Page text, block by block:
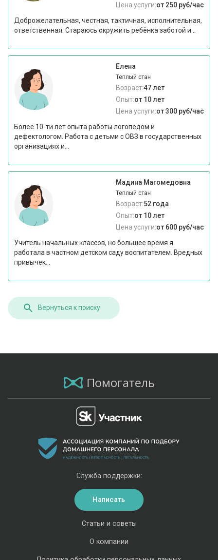
Цена услуги:от 250 руб/час
Доброжелательная, честная, тактичная, исполнительная,
ответственная. Стараюсь окружить ребёнка заботой и...
Елена
Теплый стан
Возраст:47 лет
Опыт:от 10 лет
Цена услуги:от 300 руб/час
Более 10-ти лет опыта работы логопедом и
дефектологом. Работа с детьми с ОВЗ в государственных
организациях и...
Мадина Магомедовна
Теплый стан
Возраст:52 года
Опыт:от 10 лет
Цена услуги:от 600 руб/час
Учитель начальных классов, но большее время я
работала в частном детском саду воспитателем. Вредных
привычек...
Вернуться к поиску
Помогатель
Статьи и советы
О компании
Служба поддержки:
Написать